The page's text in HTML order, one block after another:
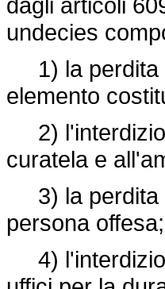
undecies
1) la perdita
elemento
2)
curatela e
3) la perdita
persona offesa;
4)